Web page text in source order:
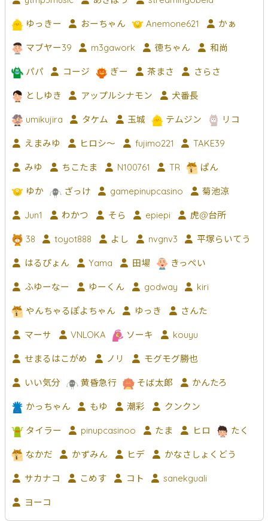
ゆっきー おーちゃん Anemone621 かぁ
マブヤー39 m3gawork 徳ちゃん 和尚
パパ コージ ぎー 茶まさ さらさ
としゆき アップルシナモン 犬番長
umikujira タケム 玉城 テムジン リコ
えまみゆ ヒロシ〜 fujimo221 TAKE39
みゆ ちこたま N100761 TR ぱん
ゆか ざっけ gamepinupcasino 菊池涼
Jun1 わかつ そら epiepi 虎@台所
38 toyot888 よし nvgnv3 平塚らいてう
はるぴょん Yama 田場 きっぺい
ふゆーなー ゆーくん godway kiri
やんちゃるぽよちゃん ゆっき さんた
マーサ VNLOKA ソーキ kouyu
せまるはこがめ ノリ モグモグ勝也
いい気分 黄昏急行 そば太郎 かんたろ
かっちゃん もゆ 潮彩 クンクン
タイラー pinupcasinoo たま ヒロ たく
なかだ かずみん ヒデ かなさしょくどう
サカナコ こめす コト sanekguali
ヨーコ